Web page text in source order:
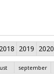
2018 2019 2020
september